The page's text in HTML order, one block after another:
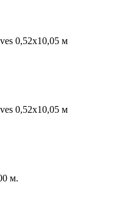
0,52x10,05 м
0,52x10,05 м
м.